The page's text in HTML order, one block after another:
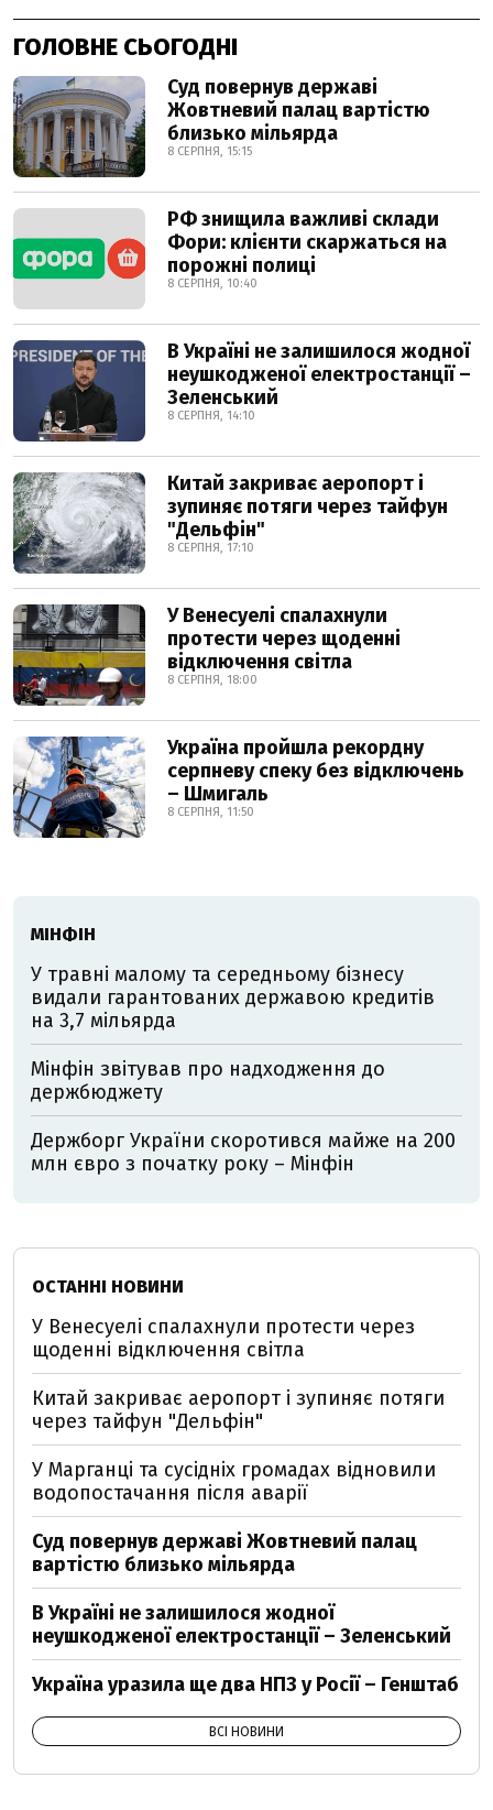
ГОЛОВНЕ СЬОГОДНІ
Суд повернув державі
Жовтневий палац вартістю
близько мільярда
8 СЕРПНЯ, 15:15
РФ знищила важливі склади
Фори: клієнти скаржаться на
порожні полиці
8 СЕРПНЯ, 10:40
В Україні не залишилося жодної
неушкодженої електростанції –
Зеленський
8 СЕРПНЯ, 14:10
Китай закриває аеропорт і
зупиняє потяги через тайфун
"Дельфін"
8 СЕРПНЯ, 17:10
У Венесуелі спалахнули
протести через щоденні
відключення світла
8 СЕРПНЯ, 18:00
Україна пройшла рекордну
серпневу спеку без відключень
– Шмигаль
8 СЕРПНЯ, 11:50
МІНФІН
У травні малому та середньому бізнесу
видали гарантованих державою кредитів
на 3,7 мільярда
Мінфін звітував про надходження до
держбюджету
Держборг України скоротився майже на 200
млн євро з початку року – Мінфін
ОСТАННІ НОВИНИ
У Венесуелі спалахнули протести через
щоденні відключення світла
Китай закриває аеропорт і зупиняє потяги
через тайфун "Дельфін"
У Марганці та сусідніх громадах відновили
водопостачання після аварії
Суд повернув державі Жовтневий палац
вартістю близько мільярда
В Україні не залишилося жодної
неушкодженої електростанції – Зеленський
Україна уразила ще два НПЗ у Росії – Генштаб
ВСІ НОВИНИ